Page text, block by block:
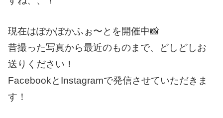
現在はぽかぽかふぉ〜とを開催中📸
昔撮った写真から最近のものまで、どしどしお
送りください！
FacebookとInstagramで発信させていただきま
す！